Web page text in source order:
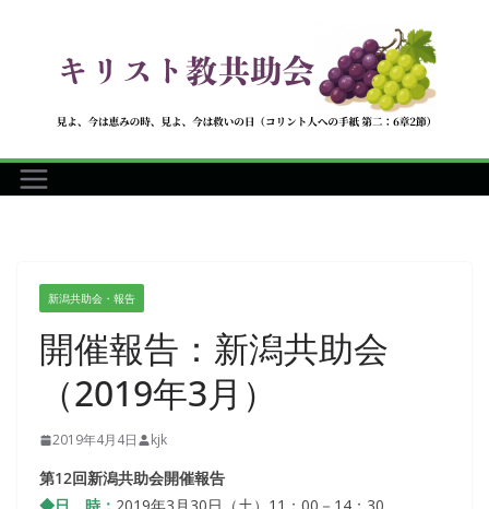
へ
ス
新潟共助会・報告
開催報告：新潟共助会
（2019年3月）
2019年4月4日 kjk
第12回新潟共助会開催報告